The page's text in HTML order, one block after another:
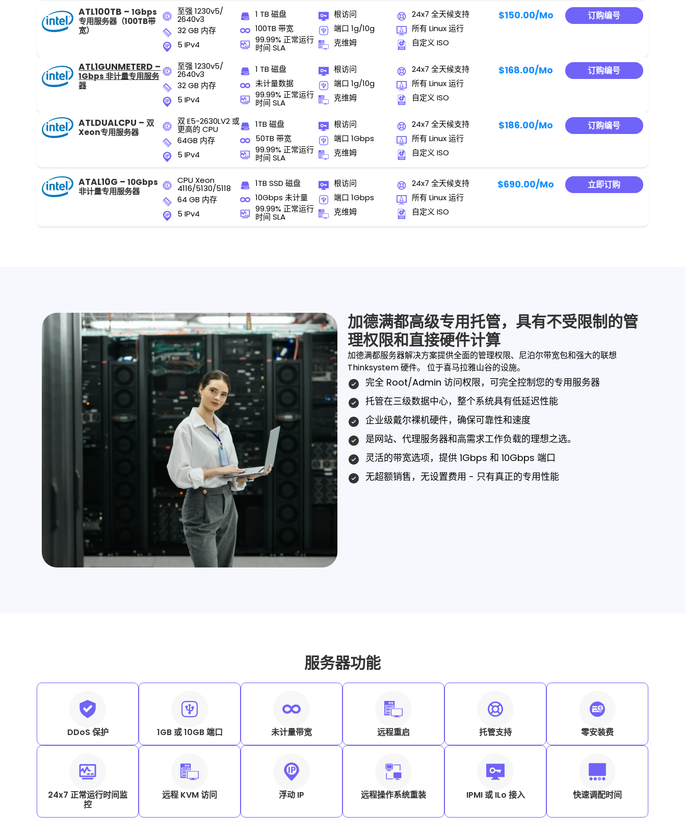
ATL100TB –1Gbps
专用服务器（100TB带
宽）
至强 1230v5/
2640v3
32 GB 内存
5 IPv4
1 TB 磁盘
100TB 带宽
99.99% 正常运行
时间 SLA
根访问
端口 1g/10g
克维姆
24x7 全天候支持
所有 Linux 运行
自定义 ISO
$150.00/Mo 订购编号
ATL1GUNMETERD –
1Gbps 非计量专用服务
器
至强 1230v5/
2640v3
32 GB 内存
5 IPv4
1 TB 磁盘
未计量数据
99.99% 正常运行
时间 SLA
根访问
端口 1g/10g
克维姆
24x7 全天候支持
所有 Linux 运行
自定义 ISO
$168.00/Mo 订购编号
ATLDUALCPU – 双
Xeon专用服务器
双 E5-2630LV2 或
更高的 CPU
64GB 内存
5 IPv4
1TB 磁盘
50TB 带宽
99.99% 正常运行
时间 SLA
根访问
端口 1Gbps
克维姆
24x7 全天候支持
所有 Linux 运行
自定义 ISO
$186.00/Mo 订购编号
ATAL10G –10Gbps
非计量专用服务器
CPU Xeon
4116/5130/5118
64 GB 内存
5 IPv4
1TB SSD 磁盘
10Gbps 未计量
99.99% 正常运行
时间 SLA
根访问
端口 1Gbps
克维姆
24x7 全天候支持
所有 Linux 运行
自定义 ISO
$690.00/Mo 立即订购
加德满都高级专用托管，具有不受限制的管
理权限和直接硬件计算
加德满都服务器解决方案提供全面的管理权限、尼泊尔带宽包和强大的联想
Thinksystem 硬件。 位于喜马拉雅山谷的设施。
完全 Root/admin 访问权限，可完全控制您的专用服务器
托管在三级数据中心，整个系统具有低延迟性能
企业级戴尔裸机硬件，确保可靠性和速度
是网站、代理服务器和高需求工作负载的理想之选。
灵活的带宽选项，提供 1Gbps 和 10Gbps 端口
无超额销售，无设置费用 - 只有真正的专用性能
服务器功能
DDoS 保护 1GB 或 10GB 端口 未计量带宽 远程重启 托管支持 零安装费
24x7 正常运行时间监
控
远程 KVM 访问 浮动 IP 远程操作系统重装 IPMI 或 ILo 接入 快速调配时间